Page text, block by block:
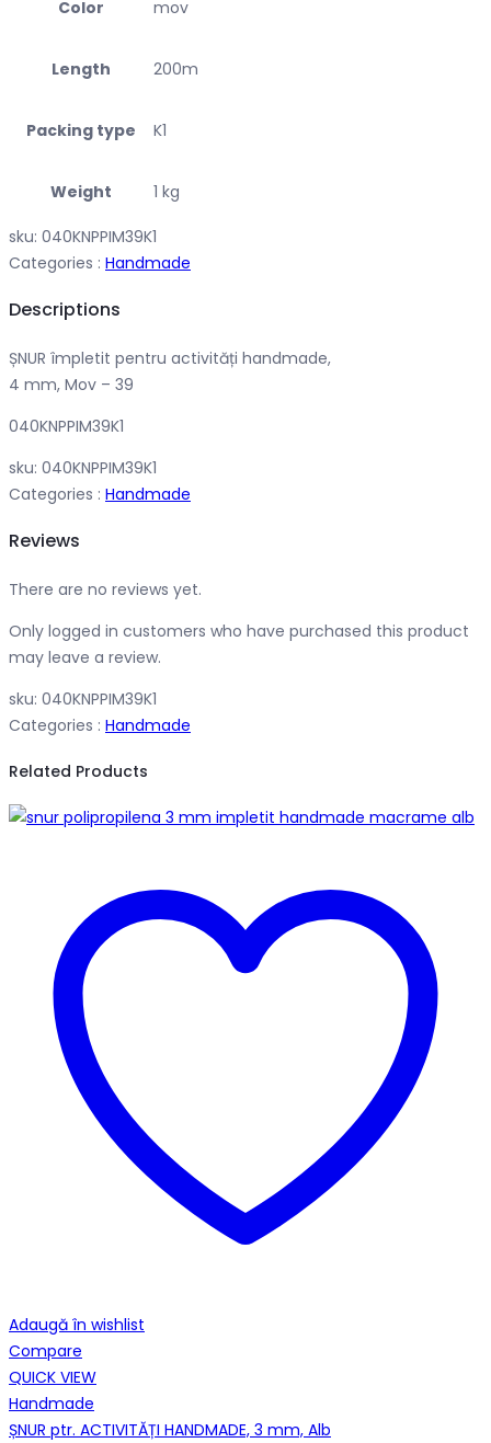
Color mov
Length 200m
Packing type K1
Weight 1 kg
sku: 040KNPPIM39K1
Categories : Handmade
Descriptions
ȘNUR împletit pentru activități handmade,
4 mm, Mov – 39
040KNPPIM39K1
sku: 040KNPPIM39K1
Categories : Handmade
Reviews
There are no reviews yet.
Only logged in customers who have purchased this product
may leave a review.
sku: 040KNPPIM39K1
Categories : Handmade
Related Products
Adaugă în wishlist
Compare
QUICK VIEW
Handmade
ȘNUR ptr. ACTIVITĂȚI HANDMADE, 3 mm, Alb